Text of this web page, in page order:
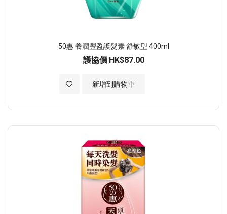
50惠 養潤豐盈護髮素 舒敏型 400ml
護協價 HK$87.00
新增到購物車
加入至願望清單